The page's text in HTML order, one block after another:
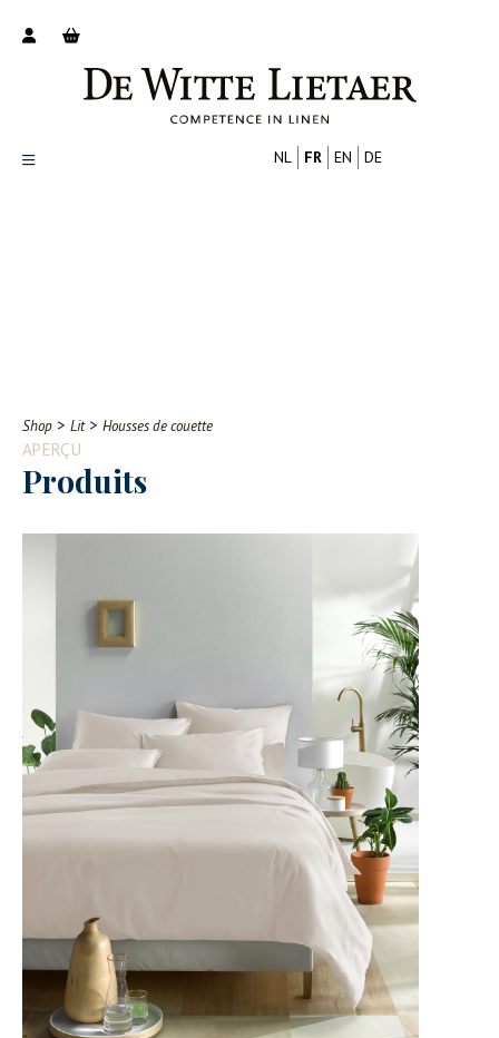
Contact
NL FR EN DE
Shop > Lit> Housses de couette
APERÇU
Produits